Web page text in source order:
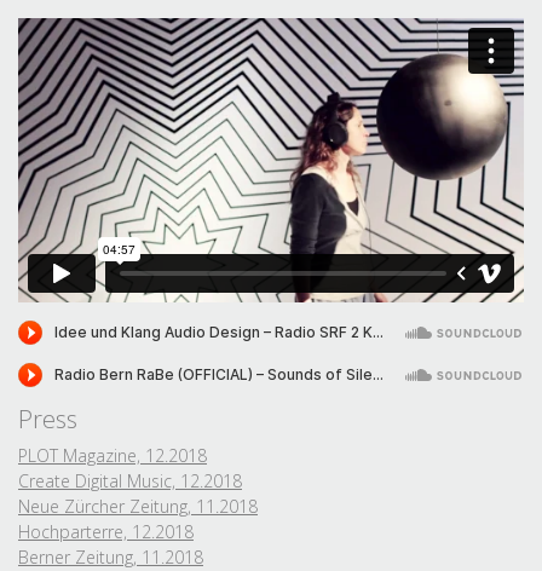
Press
PLOT Magazine, 12.2018
Create Digital Music, 12.2018
Neue Zürcher Zeitung, 11.2018
Hochparterre, 12.2018
Berner Zeitung, 11.2018